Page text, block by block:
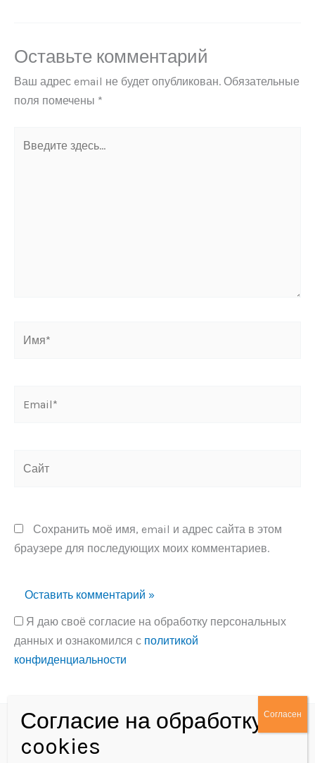
Оставьте комментарий
Ваш адрес email не будет опубликован. Обязательные
поля помечены *
здесь...
Сохранить моё имя, email и адрес сайта в этом
браузере для последующих моих комментариев.
Я даю своё согласие на обработку персональных
данных и ознакомился с политикой
конфиденциальности
Политика конфиденциальности